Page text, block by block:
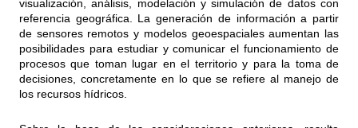
visualización, análisis, modelación y simulación de datos con
referencia geográfica. La generación de información a partir
de sensores remotos y modelos geoespaciales aumentan las
posibilidades para estudiar y comunicar el funcionamiento de
procesos que toman lugar en el territorio y para la toma de
decisiones, concretamente en lo que se refiere al manejo de
los recursos hídricos.